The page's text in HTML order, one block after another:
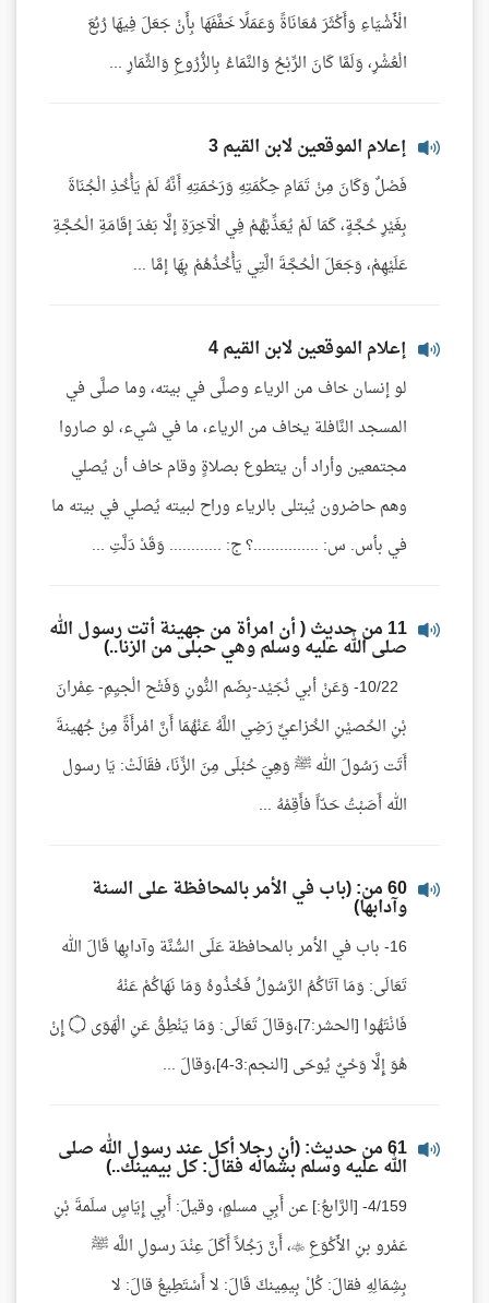
الْأَشْيَاءِ وَأَكْثَرَ مُعَانَاةً وَعَمَلًا خَفَّفَهَا بِأَنْ جَعَلَ فِيهَا رُبُعَ
الْعُشْرِ، وَلَمَّا كَانَ الرِّبْحُ وَالنَّمَاءُ بِالزُّرُوعِ وَالثِّمَارِ ...
إعلام الموقعين لابن القيم 3
فَصْلٌ وَكَانَ مِنْ تَمَامِ حِكْمَتِهِ وَرَحْمَتِهِ أَنَّهُ لَمْ يَأْخُذِ الْجُنَاةَ
بِغَيْرِ حُجَّةٍ، كَمَا لَمْ يُعَذِّبْهُمْ فِي الْآخِرَةِ إلَّا بَعْدَ إقَامَةِ الْحُجَّةِ
عَلَيْهِمْ، وَجَعَلَ الْحُجَّةَ الَّتِي يَأْخُذُهُمْ بِهَا إمَّا ...
إعلام الموقعين لابن القيم 4
لو إنسان خاف من الرياء وصلَّى في بيته، وما صلَّى في
المسجد النَّافلة يخاف من الرياء، ما في شيء، لو صاروا
مجتمعين وأراد أن يتطوع بصلاةٍ وقام خاف أن يُصلي
وهم حاضرون يُبتلى بالرياء وراح لبيته يُصلي في بيته ما
في بأس. س: ...............؟ ج: ............ وَقَدْ دَلَّتِ ...
11 من حديث ( أن امرأة من جهينة أتت رسول الله
صلى الله عليه وسلم وهي حبلى من الزنا..)
10/22- وَعَنْ أبي نُجَيْد-بِضَم النُّونِ وَفَتْح الْجيِمِ- عِمْرانَ
بْنِ الحُصيْنِ الخُزاعيِّ رَضِي اللَّهُ عَنْهُمَا أَنَّ امْرأَةً مِنْ جُهينةَ
أَتَت رَسُولَ الله ﷺ وَهِيَ حُبْلَى مِنَ الزِّنَا، فقَالَتْ: يَا رسول
الله أَصَبْتُ حَدّاً فأَقِمْهُ ...
60 من: (باب في الأمر بالمحافظة على السنة
وآدابها)
16- باب في الأمر بالمحافظة عَلَى السُّنَّة وآدابِها قَالَ الله
تَعَالَى: وَمَا آتَاكُمُ الرَّسُولُ فَخُذُوهُ وَمَا نَهَاكُمْ عَنْهُ
فَانْتَهُوا [الحشر:7]،وَقالَ تَعَالَى: وَمَا يَنْطِقُ عَنِ الْهَوَى ۝ إِنْ
هُوَ إِلَّا وَحْيٌ يُوحَى [النجم:3-4]،وَقالَ ...
61 من حديث: (أن رجلا أكل عند رسول الله صلى
الله عليه وسلم بشماله فقال: كل بيمينك..)
4/159- [الرَّابعُ:] عن أَبِي مسلمٍ، وقيلَ: أَبِي إِيَاسٍ سلَمةَ بْنِ
عَمْرو بنِ الأَكْوَعِ ، أَنَّ رَجُلاً أَكَلَ عِنْدَ رسولِ اللَّه ﷺ
بِشِمَالِهِ فقالَ: كُلْ بِيمِينكَ قَالَ: لا أَسْتَطِيعُ قالَ: لا